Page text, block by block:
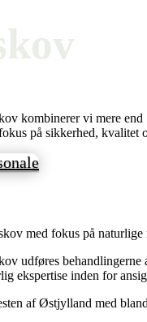
kombinerer vi mere end
på sikkerhed, kvalitet
med fokus på naturlige
udføres
ekspertise inden for
af Østjylland med